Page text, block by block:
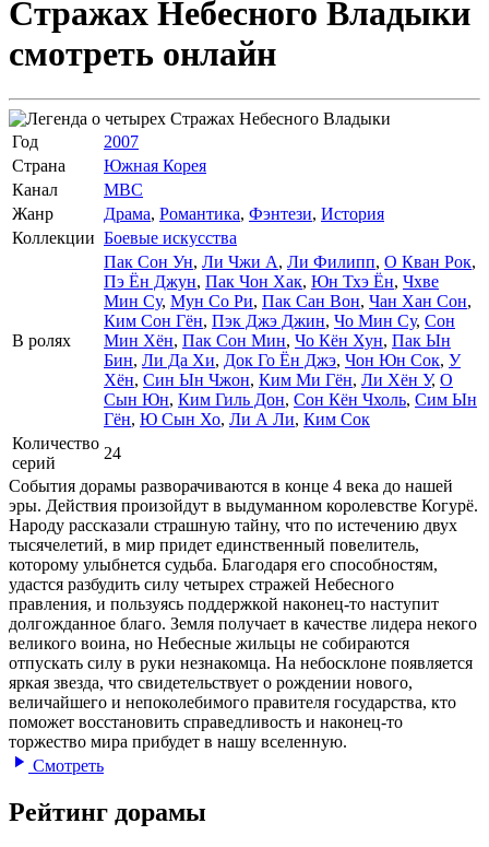
Стражах Небесного Владыки
смотреть онлайн
Год
2007
Страна
Южная Корея
Канал
MBC
Жанр
Драма, Романтика, Фэнтези, История
Коллекции Боевые искусства
В ролях
Пак Сон Ун, Ли Чжи А, Ли Филипп, О Кван Рок,
Пэ Ён Джун, Пак Чон Хак, Юн Тхэ Ён, Чхве
Мин Су, Мун Со Ри, Пак Сан Вон, Чан Хан Сон,
Ким Сон Гён, Пэк Джэ Джин, Чо Мин Су, Сон
Мин Хён, Пак Сон Мин, Чо Кён Хун, Пак Ын
Бин, Ли Да Хи, Док Го Ён Джэ, Чон Юн Сок, У
Хён, Син Ын Чжон, Ким Ми Гён, Ли Хён У, О
Сын Юн, Ким Гиль Дон, Сон Кён Чхоль, Сим Ын
Гён, Ю Сын Хо, Ли А Ли, Ким Сок
Количество
серий
24
События дорамы разворачиваются в конце 4 века до нашей
эры. Действия произойдут в выдуманном королевстве Когурё.
Народу рассказали страшную тайну, что по истечению двух
тысячелетий, в мир придет единственный повелитель,
которому улыбнется судьба. Благодаря его способностям,
удастся разбудить силу четырех стражей Небесного
правления, и пользуясь поддержкой наконец-то наступит
долгожданное благо. Земля получает в качестве лидера некого
великого воина, но Небесные жильцы не собираются
отпускать силу в руки незнакомца. На небосклоне появляется
яркая звезда, что свидетельствует о рождении нового,
величайшего и непоколебимого правителя государства, кто
поможет восстановить справедливость и наконец-то
торжество мира прибудет в нашу вселенную.
Смотреть
Рейтинг дорамы